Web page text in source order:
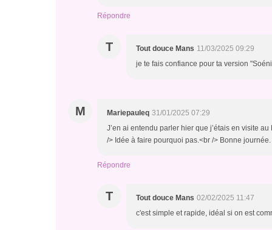
Répondre
T Tout douce Mans 11/03/2025 09:29
je te fais confiance pour ta version
M Mariepauleq 31/01/2025 07:29
J’en ai entendu parler hier que j’étais en visite
/> Idée à faire pourquoi pas.<br /> Bonne journée.
Répondre
T Tout douce Mans 02/02/2025 11:47
c'est simple et rapide, idéal si on est